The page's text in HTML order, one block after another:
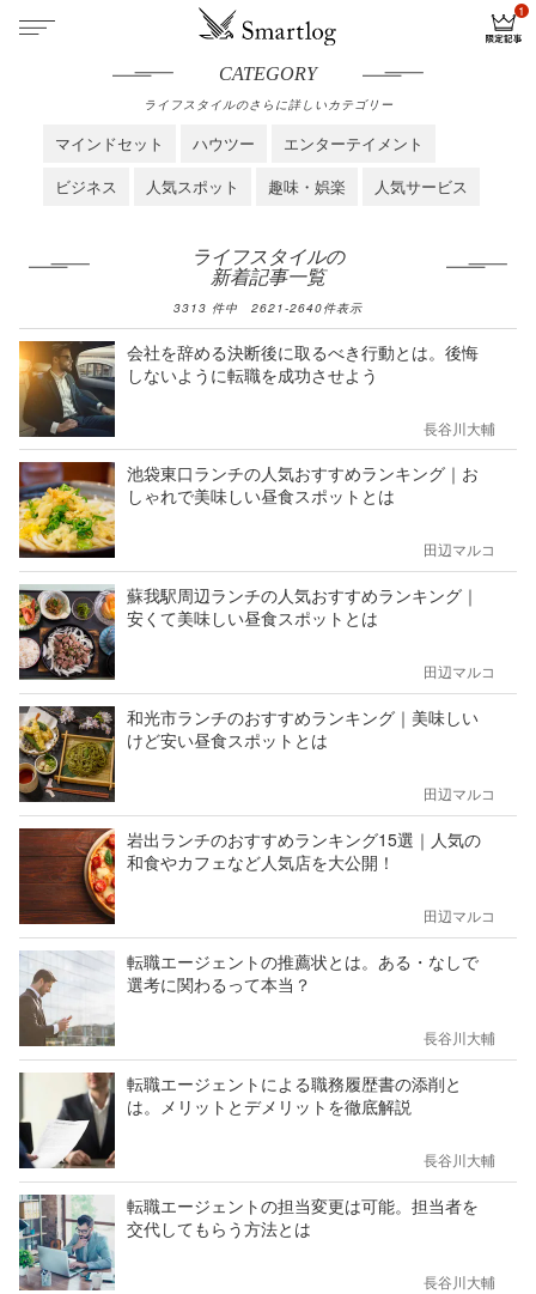
CATEGORY
ライフスタイルのさらに詳しいカテゴリー
マインドセット ハウツー
エンターテイメント
ビジネス
人気スポット 趣味・娯楽 人気サービス
ライフスタイルの
新着記事一覧
3313 件中 2621-2640件表示
会社を辞める決断後に取るべき行動とは。後悔
しないように転職を成功させよう
長谷川大輔
池袋東口ランチの人気おすすめランキング｜お
しゃれで美味しい昼食スポットとは
田辺マルコ
蘇我駅周辺ランチの人気おすすめランキング｜
安くて美味しい昼食スポットとは
田辺マルコ
和光市ランチのおすすめランキング｜美味しい
けど安い昼食スポットとは
田辺マルコ
岩出ランチのおすすめランキング15選｜人気の
和食やカフェなど人気店を大公開！
田辺マルコ
転職エージェントの推薦状とは。ある・なしで
選考に関わるって本当？
長谷川大輔
転職エージェントによる職務履歴書の添削と
は。メリットとデメリットを徹底解説
長谷川大輔
転職エージェントの担当変更は可能。担当者を
交代してもらう方法とは
長谷川大輔